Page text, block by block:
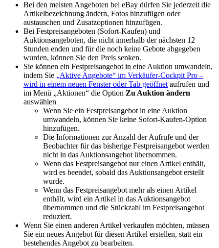
Bei den meisten Angeboten bei eBay dürfen Sie jederzeit die
Artikelbezeichnung ändern, Fotos hinzufügen oder
austauschen und Zusatzoptionen hinzufügen.
Bei Festpreisangeboten (Sofort-Kaufen) und
Auktionsangeboten, die nicht innerhalb der nächsten 12
Stunden enden und für die noch keine Gebote abgegeben
wurden, können Sie den Preis senken.
Sie können ein Festpreisangebot in eine Auktion umwandeln,
indem Sie „Aktive Angebote“ im Verkäufer-Cockpit Pro –
wird in einem neuen Fenster oder Tab geöffnet aufrufen und
im Menü „Aktionen“ die Option Zu Auktion ändern
auswählen
Wenn Sie ein Festpreisangebot in eine Auktion
umwandeln, können Sie keine Sofort-Kaufen-Option
hinzufügen.
Die Informationen zur Anzahl der Aufrufe und der
Beobachter für das bisherige Festpreisangebot werden
nicht in das Auktionsangebot übernommen.
Wenn das Festpreisangebot nur einen Artikel enthält,
wird es beendet, sobald das Auktionsangebot erstellt
wurde.
Wenn das Festpreisangebot mehr als einen Artikel
enthält, wird ein Artikel in das Auktionsangebot
übernommen und die Stückzahl im Festpreisangebot
reduziert.
Wenn Sie einen anderen Artikel verkaufen möchten, müssen
Sie ein neues Angebot für diesen Artikel erstellen, statt ein
bestehendes Angebot zu bearbeiten.